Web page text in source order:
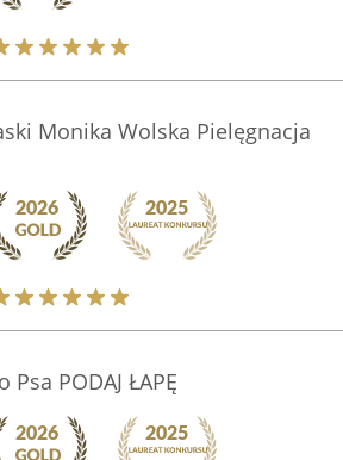
Monika Wolska Pielęgnacja
PODAJ ŁAPĘ